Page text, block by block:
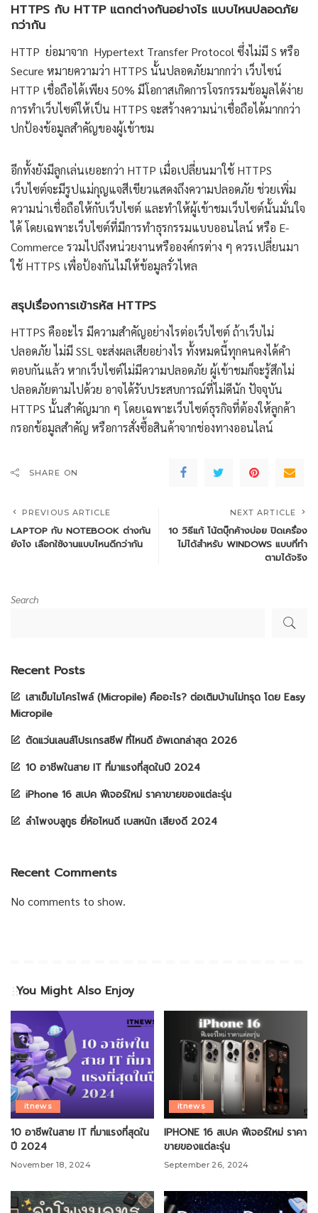
HTTPS กับ HTTP แตกต่างกันอย่างไร แบบไหนปลอดภัย
กว่ากัน
HTTP ย่อมาจาก Hypertext Transfer Protocol ซึ่งไม่มี S หรือ
Secure หมายความว่า HTTPS นั้นปลอดภัยมากกว่า เว็บไซน์
HTTP เชื่อถือได้เพียง 50% มีโอกาสเกิดการโจรกรรมข้อมูลได้ง่าย
การทำเว็บไซต์ให้เป็น HTTPS จะสร้างความน่าเชื่อถือได้มากกว่า
ปกป้องข้อมูลสำคัญของผู้เข้าชม
อีกทั้งยังมีลูกเล่นเยอะกว่า HTTP เมื่อเปลี่ยนมาใช้ HTTPS
เว็บไซต์จะมีรูปแม่กุญแจสีเขียวแสดงถึงความปลอดภัย ช่วยเพิ่ม
ความน่าเชื่อถือให้กับเว็บไซต์ และทำให้ผู้เข้าชมเว็บไซต์นั้นมั่นใจ
ได้ โดยเฉพาะเว็บไซต์ที่มีการทำธุรกรรมแบบออนไลน์ หรือ E-
Commerce รวมไปถึงหน่วยงานหรือองค์กรต่าง ๆ ควรเปลี่ยนมา
ใช้ HTTPS เพื่อป้องกันไม่ให้ข้อมูลรั่วไหล
สรุปเรื่องการเข้ารหัส HTTPS
HTTPS คืออะไร มีความสำคัญอย่างไรต่อเว็บไซต์ ถ้าเว็บไม่
ปลอดภัย ไม่มี SSL จะส่งผลเสียอย่างไร ทั้งหมดนี้ทุกคนคงได้คำ
ตอบกันแล้ว หากเว็บไซต์ไม่มีความปลอดภัย ผู้เข้าชมก็จะรู้สึกไม่
ปลอดภัยตามไปด้วย อาจได้รับประสบการณ์ที่ไม่ดีนัก ปัจจุบัน
HTTPS นั้นสำคัญมาก ๆ โดยเฉพาะเว็บไซต์ธุรกิจที่ต้องให้ลูกค้า
กรอกข้อมูลสำคัญ หรือการสั่งซื้อสินค้าจากช่องทางออนไลน์
SHARE ON
PREVIOUS ARTICLE
LAPTOP กับ NOTEBOOK ต่างกัน
ยังไง เลือกใช้งานแบบไหนดีกว่ากัน
NEXT ARTICLE
10 วิธีแก้ โน้ตบุ๊กค้างบ่อย ปิดเครื่อง
ไม่ได้สำหรับ WINDOWS แบบที่ทำ
ตามได้จริง
Search
Recent Posts
เสาเข็มไมโครไพล์ (Micropile) คืออะไร? ต่อเติมบ้านไม่ทรุด โดย Easy
Micropile
ตัดแว่นเลนส์โปรเกรสซีฟ ที่ไหนดี อัพเดทล่าสุด 2026
10 อาชีพในสาย IT ที่มาแรงที่สุดในปี 2024
iPhone 16 สเปค ฟีเจอร์ใหม่ ราคาขายของแต่ละรุ่น
ลำโพงบลูทูธ ยี่ห้อไหนดี เบสหนัก เสียงดี 2024
Recent Comments
No comments to show.
You Might Also Enjoy
itnews
10 อาชีพในสาย IT ที่มาแรงที่สุดใน
ปี 2024
November 18, 2024
itnews
IPHONE 16 สเปค ฟีเจอร์ใหม่ ราคา
ขายของแต่ละรุ่น
September 26, 2024